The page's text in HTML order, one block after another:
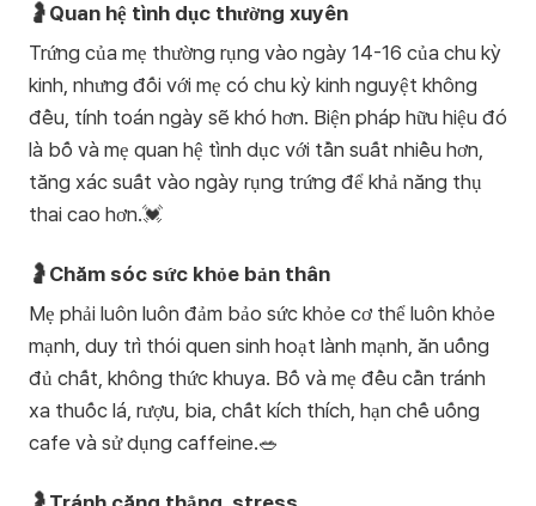
🤰Quan hệ tình dục thường xuyên
Trứng của mẹ thường rụng vào ngày 14-16 của chu kỳ
kinh, nhưng đối với mẹ có chu kỳ kinh nguyệt không
đều, tính toán ngày sẽ khó hơn. Biện pháp hữu hiệu đó
là bố và mẹ quan hệ tình dục với tần suất nhiều hơn,
tăng xác suất vào ngày rụng trứng để khả năng thụ
thai cao hơn.💓
🤰Chăm sóc sức khỏe bản thân
Mẹ phải luôn luôn đảm bảo sức khỏe cơ thể luôn khỏe
mạnh, duy trì thói quen sinh hoạt lành mạnh, ăn uống
đủ chất, không thức khuya. Bố và mẹ đều cần tránh
xa thuốc lá, rượu, bia, chất kích thích, hạn chế uống
cafe và sử dụng caffeine.🥗